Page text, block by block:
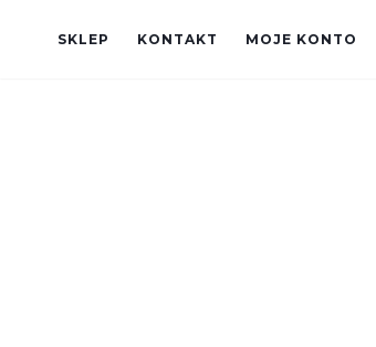
SKLEP KONTAKT MOJE KONTO